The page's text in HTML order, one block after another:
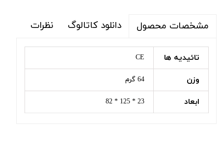
مشخصات محصول دانلود کاتالوگ نظرات
تائیدیه ها CE
وزن 64 گرم
ابعاد 23 * 125 * 82